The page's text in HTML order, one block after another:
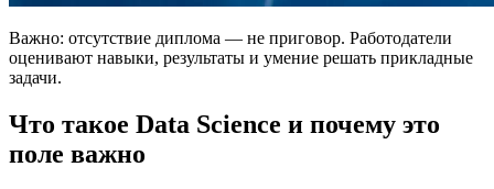
Важно: отсутствие диплома — не приговор. Работодатели
оценивают навыки, результаты и умение решать прикладные
задачи.
Что такое Data Science и почему это
поле важно